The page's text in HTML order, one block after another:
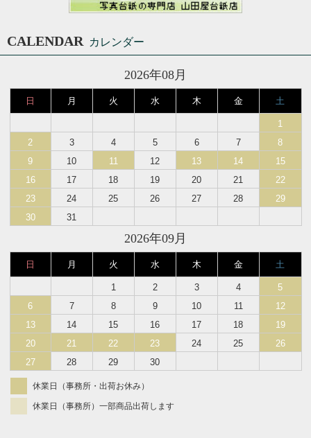
CALENDAR カレンダー
2026年08月
日 月 火 水 木 金 土
1
2
3 4 5 6 7
8
9
10 11 12 13 14
15
16
17 18 19 20 21
22
23
24 25 26 27 28
29
30
31
2026年09月
日 月 火 水 木 金 土
1 2 3 4
5
6
7 8 9 10 11
12
13
14 15 16 17 18
19
20
21 22 23 24 25
26
27
28 29 30
休業日（事務所・出荷お休み）
休業日（事務所）一部商品出荷します